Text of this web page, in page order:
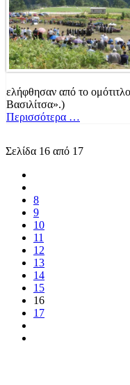
ελήφθησαν από το
Βασιλίτσα».)
Περισσότερα …
Σελίδα 16 από 17
8
9
10
11
12
13
14
15
16
17